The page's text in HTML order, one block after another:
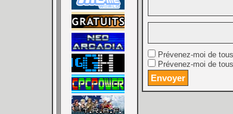
Prévenez-moi de
Prévenez-moi de